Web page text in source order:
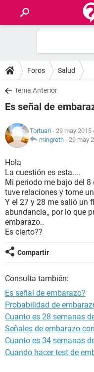
FOROS
SALUD
NUTRICIÓN
BIENESTAR
SEXUALIDAD
GLOSARIO
Foros Salud
Tema Anterior
Es señal de
Tortuari - 29 may 2015
mingreth - 29 may
Hola
La cuestión es esta....
Mi periodo me bajo del
tuve relaciones y tome
Y el 27 y 28 me salió un
abundancia,, por lo que
embarazo..
Es cierto??
Compartir
Consulta también:
Es señal de embarazo?
Probabilidad de
Cuanto es 28 semanas
Señales de embarazo
Cuanto es 34 semanas
Cuando hacer test de